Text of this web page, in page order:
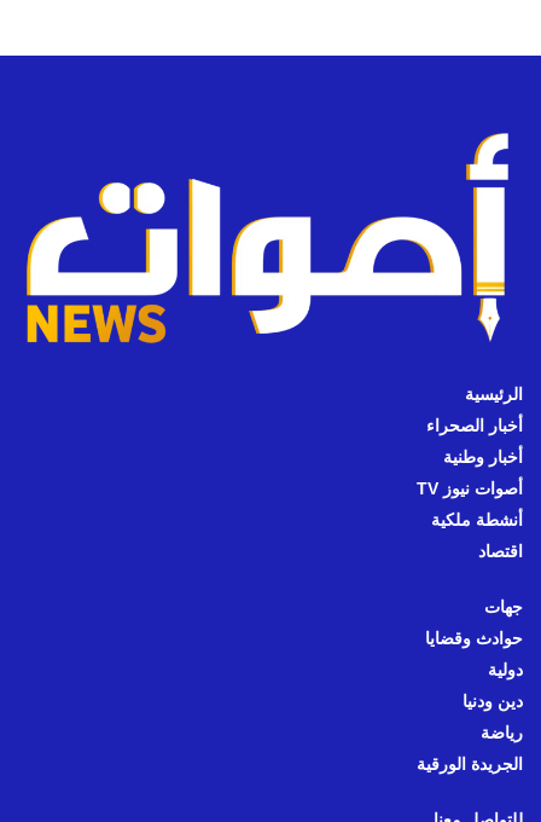
الرئيسية
أخبار الصحراء
أخبار وطنية
أصوات نيوز TV
أنشطة ملكية
اقتصاد
جهات
حوادث وقضايا
دولية
دين ودنيا
رياضة
الجريدة الورقية